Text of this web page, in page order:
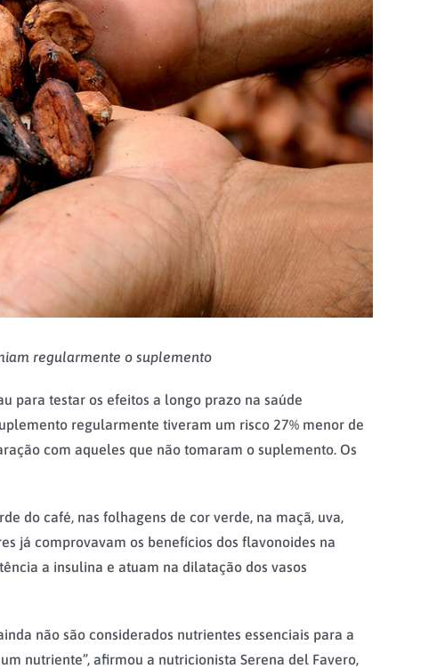
regularmente o suplemento
para testar os efeitos a longo prazo na saúde
regularmente tiveram um risco 27% menor de
com aqueles que não tomaram o suplemento. Os
do café, nas folhagens de cor verde, na maçã, uva,
já comprovavam os benefícios dos flavonoides na
a insulina e atuam na dilatação dos vasos
não são considerados nutrientes essenciais para a
nutriente”, afirmou a nutricionista Serena del Favero,